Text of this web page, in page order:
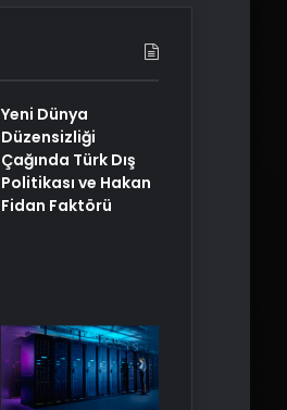
Yeni Dünya
Düzensizliği
Çağında Türk Dış
Politikası ve Hakan
Fidan Faktörü